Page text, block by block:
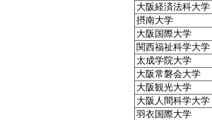
大阪経済法科大学
摂南大学
大阪国際大学
関西福祉科学大学
太成学院大学
大阪常磐会大学
大阪観光大学
大阪人間科学大学
羽衣国際大学